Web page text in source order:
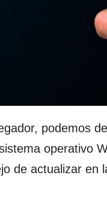
podemos
operativo
de actualizar en